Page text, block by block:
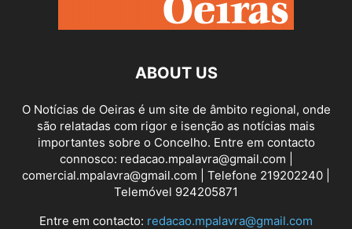
ABOUT US
O Notícias de Oeiras é um site de âmbito regional, onde
são relatadas com rigor e isenção as notícias mais
importantes sobre o Concelho. Entre em contacto
connosco: redacao.mpalavra@gmail.com |
comercial.mpalavra@gmail.com | Telefone 219202240 |
Telemóvel 924205871
Entre em contacto: redacao.mpalavra@gmail.com